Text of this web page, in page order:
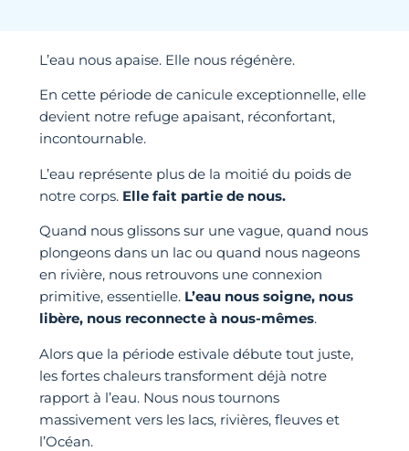
L’eau nous apaise. Elle nous régénère.
En cette période de canicule exceptionnelle, elle
devient notre refuge apaisant, réconfortant,
incontournable.
L’eau représente plus de la moitié du poids de
notre corps. Elle fait partie de nous.
Quand nous glissons sur une vague, quand nous
plongeons dans un lac ou quand nous nageons
en rivière, nous retrouvons une connexion
primitive, essentielle. L’eau nous soigne, nous
libère, nous reconnecte à nous-mêmes.
Alors que la période estivale débute tout juste,
les fortes chaleurs transforment déjà notre
rapport à l’eau. Nous nous tournons
massivement vers les lacs, rivières, fleuves et
l’Océan.